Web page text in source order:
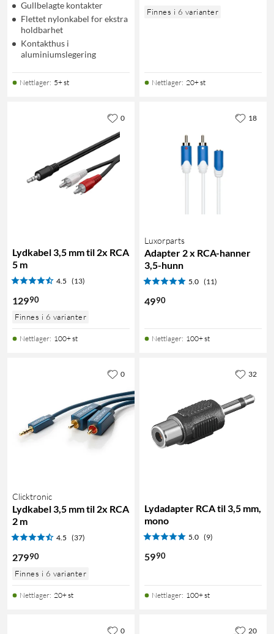
Gullbelagte kontakter
Flettet nylonkabel for ekstra
holdbarhet
Kontakthus i
aluminiumslegering
Nettlager: 5+ st
Finnes i 6 varianter
Nettlager: 20+ st
Lydkabel 3,5 mm til 2x RCA
5 m
4.5 (13)
12990
Finnes i 6 varianter
Nettlager: 100+ st
0
Luxorparts
Adapter 2 x RCA-hanner
3,5-hunn
5.0 (11)
4990
Nettlager: 100+ st
18
Clicktronic
Lydkabel 3,5 mm til 2x RCA
2 m
4.5 (37)
27990
Finnes i 6 varianter
Nettlager: 20+ st
0
Lydadapter RCA til 3,5 mm,
mono
5.0 (9)
5990
Nettlager: 100+ st
32
0 20